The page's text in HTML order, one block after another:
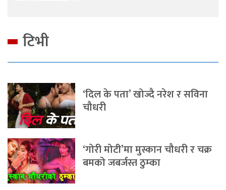
टिभी
‘दिल के पता’ खोज्दै नरेश र सविना
चौधरी
‘गोरी मोटी’मा मुस्कान चौधरी र चक्र
बमको जबर्जस्त ठुम्का